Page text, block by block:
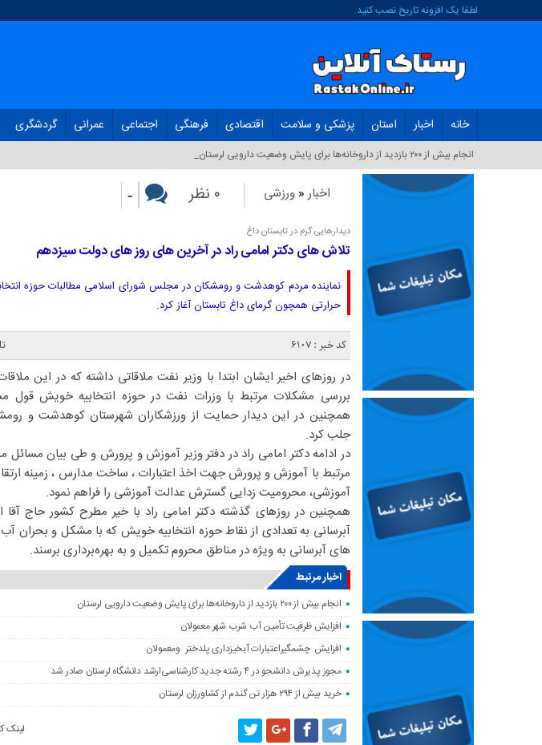
لطفا یک افزونه تاریخ نصب کنید.
خانه اخبار استان پزشکی و سلامت اقتصادی فرهنگی اجتماعی عمرانی گردشگری
انجام بیش از ۲۰۰ بازدید از داروخانه‌ها برای پایش وضعیت دارویی لرستان_
اخبار «ورزشی ۰ نظر -
دیدارهایی گرم در تابستان داغ
تلاش های دکتر امامی راد در آخرین های روز های دولت سیزدهم
نماینده مردم کوهدشت و رومشکان در مجلس شورای اسلامی مطالبات حوزه
حرارتی همچون گرمای داغ تابستان آغاز کرد.
کد خبر : 6107
در روزهای اخیر ایشان ابتدا با وزیر نفت ملاقاتی داشته که در این
بررسی مشکلات مرتبط با وزرات نفت در حوزه انتخابیه خویش قول
همچنین در این دیدار حمایت از ورزشکاران شهرستان کوهدشت و
جلب کرد.
در ادامه دکتر امامی راد در دفتر وزیر آموزش و پرورش و طی بیان مسائل
مرتبط با آموزش و پرورش جهت اخذ اعتبارات ، ساخت مدارس ، زمینه
آموزشی، محرومیت زدایی گسترش عدالت آموزشی را فراهم نمود.
همچنین در روزهای گذشته دکتر امامی راد با خیر مطرح کشور حاج
آبرسانی به تعدادی از نقاط حوزه انتخابیه خویش که با مشکل و بحران
های آبرسانی به ویژه در مناطق محروم تکمیل و به بهره‌برداری برسند.
اخبار مرتبط
انجام بیش از ۲۰۰ بازدید از داروخانه‌ها برای پایش وضعیت دارویی لرستان
افزایش ظرفیت تأمین آب شرب شهر معمولان
افزایش چشمگیراعتبارات آبخیزداری پلدختر ومعمولان
مجوز پذیرش دانشجو در ۴ رشته جدید کارشناسی‌ارشد دانشگاه لرستان صادر شد
خرید بیش از ۲۹۴ هزار تن گندم از کشاورزان لرستان
لینک